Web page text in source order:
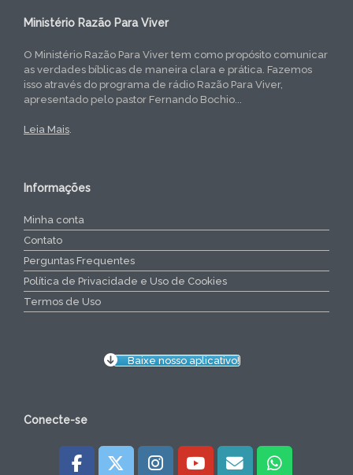
Ministério Razão Para Viver
O Ministério Razão Para Viver tem como propósito comunicar
as verdades bíblicas de maneira clara e prática. Fazemos
isso através do programa de rádio Razão Para Viver,
apresentado pelo pastor Fernando Bochio...
Leia Mais.
Informações
Minha conta
Contato
Perguntas Frequentes
Política de Privacidade e Uso de Cookies
Termos de Uso
Baixe nosso aplicativo!
Conecte-se